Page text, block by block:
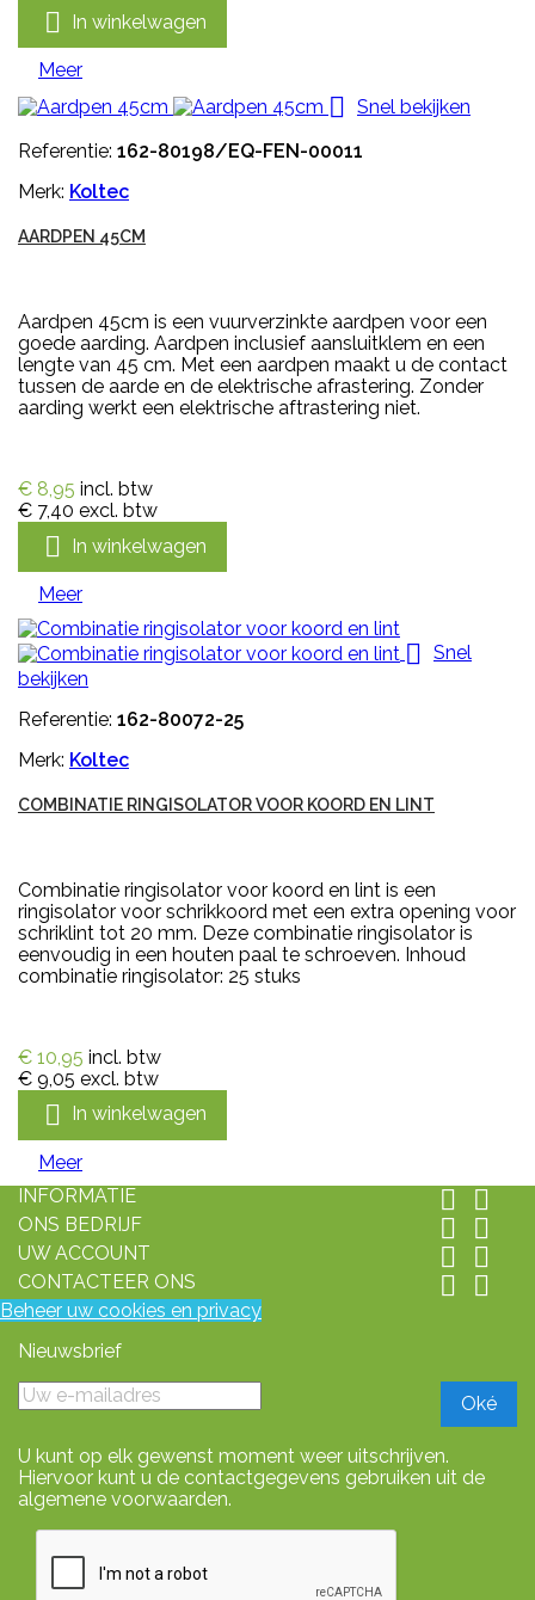
 In winkelwagen
Meer

Snel bekijken
Referentie: 162-80198/EQ-FEN-00011
Merk: Koltec
AARDPEN 45CM
Aardpen 45cm is een vuurverzinkte aardpen voor een
goede aarding. Aardpen inclusief aansluitklem en een
lengte van 45 cm. Met een aardpen maakt u de contact
tussen de aarde en de elektrische afrastering. Zonder
aarding werkt een elektrische aftrastering niet.
€ 8,95 incl. btw
€ 7,40 excl. btw
 In winkelwagen
Meer

Snel
bekijken
Referentie: 162-80072-25
Merk: Koltec
COMBINATIE RINGISOLATOR VOOR KOORD EN LINT
Combinatie ringisolator voor koord en lint is een
ringisolator voor schrikkoord met een extra opening voor
schriklint tot 20 mm. Deze combinatie ringisolator is
eenvoudig in een houten paal te schroeven. Inhoud
combinatie ringisolator: 25 stuks
€ 10,95 incl. btw
€ 9,05 excl. btw
 In winkelwagen
Meer
INFORMATIE
 
ONS BEDRIJF  
UW ACCOUNT  
CONTACTEER ONS  
Beheer uw cookies en privacy
Nieuwsbrief
U kunt op elk gewenst moment weer uitschrijven.
Hiervoor kunt u de contactgegevens gebruiken uit de
algemene voorwaarden.